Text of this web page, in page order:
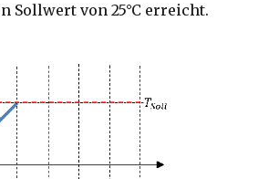
Sollwert von 25°C erreicht.